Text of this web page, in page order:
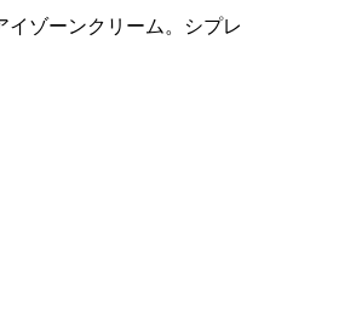
イゾーンクリーム。シプレ